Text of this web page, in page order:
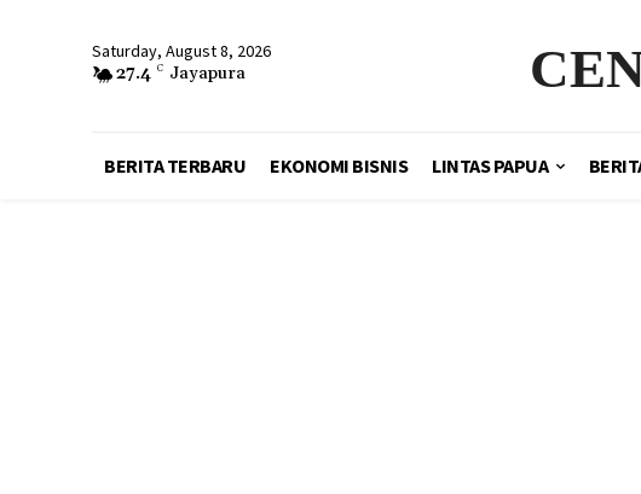
Saturday, August 8, 2026
27.4 C Jayapura
BERITA TERBARU EKONOMI BISNIS LINTAS PAPUA